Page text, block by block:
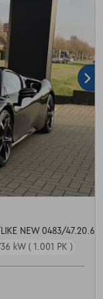
NEW 0483/47.20.60
kW ( 1.001 PK )